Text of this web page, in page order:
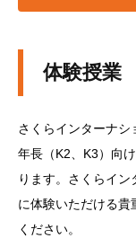
体験授業
さくらインターナシ
年長（K2、K3）向
ります。さくらイ
に体験いただける貴
ください。